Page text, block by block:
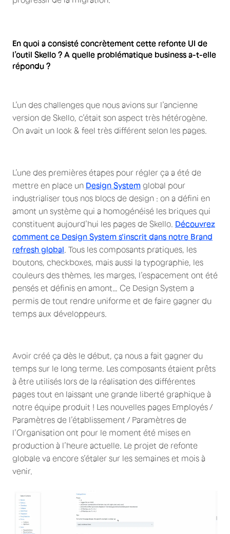
En quoi a consisté concrètement cette refonte UI de
l’outil Skello ? A quelle problématique business a-t-elle
répondu ?
L’un des challenges que nous avions sur l’ancienne
version de Skello, c’était son aspect très hétérogène.
On avait un look & feel très différent selon les pages.
L’une des premières étapes pour régler ça a été de
mettre en place un Design System global pour
industrialiser tous nos blocs de design : on a défini en
amont un système qui a homogénéisé les briques qui
constituent aujourd’hui les pages de Skello. Découvrez
comment ce Design System s'inscrit dans notre Brand
refresh global . Tous les composants pratiques, les
boutons, checkboxes, mais aussi la typographie, les
couleurs des thèmes, les marges, l’espacement ont été
pensés et définis en amont… Ce Design System a
permis de tout rendre uniforme et de faire gagner du
temps aux développeurs.
Avoir créé ça dès le début, ça nous a fait gagner du
temps sur le long terme. Les composants étaient prêts
à être utilisés lors de la réalisation des différentes
pages tout en laissant une grande liberté graphique à
notre équipe produit ! Les nouvelles pages Employés /
Paramètres de l’établissement / Paramètres de
l’Organisation ont pour le moment été mises en
production à l’heure actuelle. Le projet de refonte
globale va encore s’étaler sur les semaines et mois à
venir.